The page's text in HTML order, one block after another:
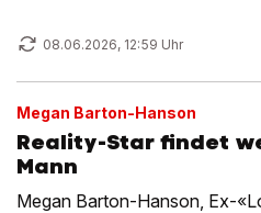
08.06.2026, 12:59 Uhr
Megan Barton-Hanson
Reality-Star findet
Mann
Megan Barton-Hanson, Ex-